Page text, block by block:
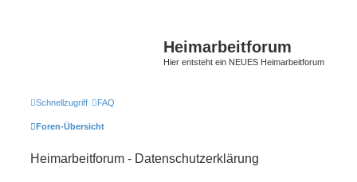
Heimarbeitforum
Hier entsteht ein NEUES Heimarbeitforum
Schnellzugriff FAQ
Foren-Übersicht
Heimarbeitforum - Datenschutzerklärung